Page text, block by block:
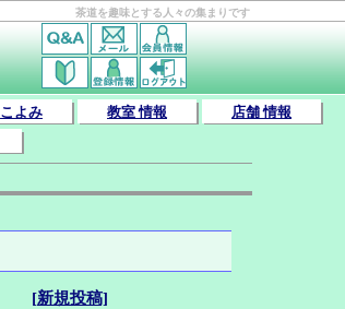
茶道を趣味とする人々の集まりです
こよみ 教室 情報
店舗 情報
[新規投稿]